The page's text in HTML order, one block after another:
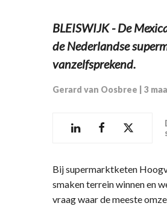
BLEISWIJK - De
de Nederlandse
vanzelfsprekend.
Gerard van Oosbree 3
Bij supermarktketen
smaken terrein winnen en
vraag waar de meeste